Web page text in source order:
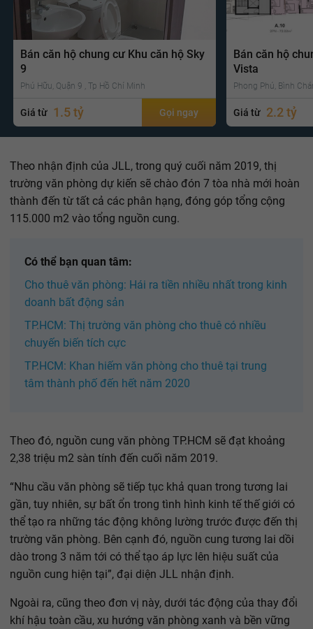
Bán căn hộ chung cư Khu căn hộ Sky
9
Phú Hữu, Quận 9 , Tp Hồ Chí Minh
Giá từ 1.5 tỷ Gọi ngay
Bán căn hộ
Vista
Phong Phú, Bình
Giá từ 2.2 tỷ
Theo nhận định của JLL, trong quý cuối năm 2019, thị
trường văn phòng dự kiến sẽ chào đón 7 tòa nhà mới hoàn
thành đến từ tất cả các phân hạng, đóng góp tổng cộng
115.000 m2 vào tổng nguồn cung.
Có thể bạn quan tâm:
Cho thuê văn phòng: Hái ra tiền nhiều nhất trong kinh
doanh bất động sản
TP.HCM: Thị trường văn phòng cho thuê có nhiều
chuyến biến tích cực
TP.HCM: Khan hiếm văn phòng cho thuê tại trung
tâm thành phố đến hết năm 2020
Theo đó, nguồn cung văn phòng TP.HCM sẽ đạt khoảng
2,38 triệu m2 sàn tính đến cuối năm 2019.
“Nhu cầu văn phòng sẽ tiếp tục khả quan trong tương lai
gần, tuy nhiên, sự bất ổn trong tình hình kinh tế thế giới có
thể tạo ra những tác động không lường trước được đến thị
trường văn phòng. Bên cạnh đó, nguồn cung tương lai dồi
dào trong 3 năm tới có thể tạo áp lực lên hiệu suất của
nguồn cung hiện tại”, đại diện JLL nhận định.
Ngoài ra, cũng theo đơn vị này, dưới tác động của thay đổi
khí hậu toàn cầu, xu hướng văn phòng xanh và bền vững